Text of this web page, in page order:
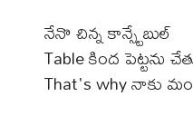
నేనొ చిన్న కాన్స్టేబుల్
Table కింద పెట్టను
That's why నాకు